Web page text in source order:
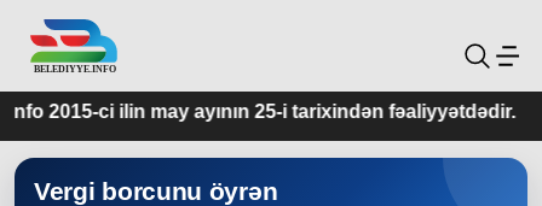
ayının 25-i tarixindən fəaliyyətdədir.
Vergi borcunu öyrən